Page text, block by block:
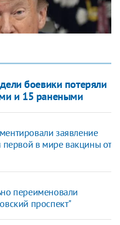
боевики потеряли
и 15 ранеными
заявление
первой в мире вакцины от
переименовали
проспект"